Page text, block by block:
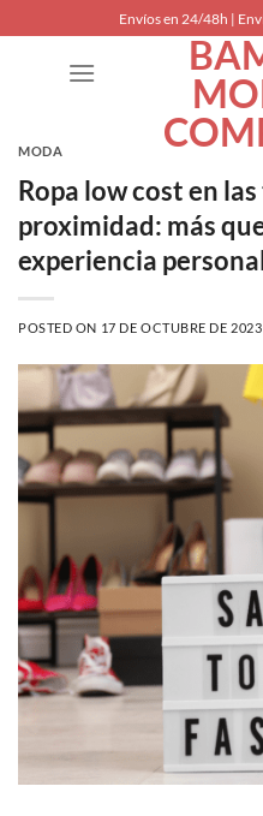
al
contenido
Envíos en 24/48h |
MODA
Ropa low cost en
proximidad: más
experiencia
POSTED ON 17 DE OCTUBRE DE 2023